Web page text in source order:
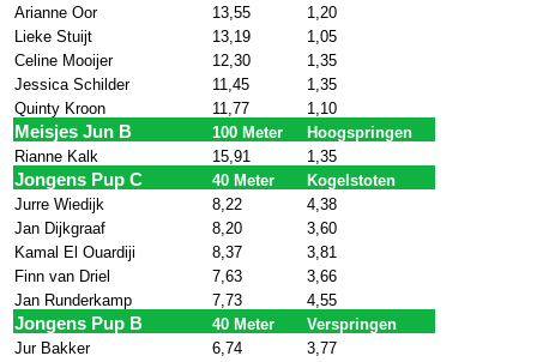
Arianne Oor
13,55
1,20
Lieke Stuijt
13,19
1,05
Celine Mooijer
12,30
1,35
Jessica Schilder
11,45
1,35
Quinty Kroon
11,77 1,10
Meisjes Jun B 100 Meter
Hoogspringen
Rianne Kalk
15,91 1,35
Jongens Pup C 40 Meter
Kogelstoten
Jurre Wiedijk
8,22
4,38
Jan Dijkgraaf
8,20
3,60
Kamal El Ouardiji
8,37
3,81
Finn van Driel
7,63
3,66
Jan Runderkamp
7,73 4,55
Jongens Pup B 40 Meter
Verspringen
Jur Bakker
6,74
3,77